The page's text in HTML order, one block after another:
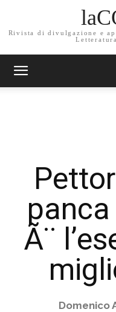
Rivista di divulgazione e
Ã¨
Domenico